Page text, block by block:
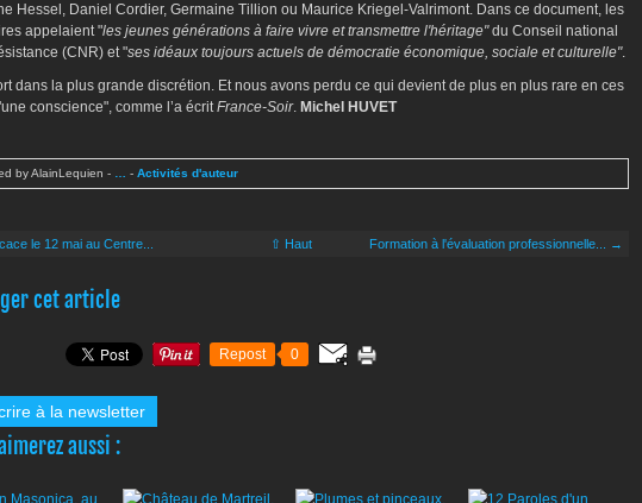
Hessel, Daniel Cordier, Germaine Tillion ou Maurice Kriegel-Valrimont. Dans ce document, les
appelaient "les jeunes générations à faire vivre et transmettre l'héritage"du Conseil national
(CNR) et "ses idéaux toujours actuels de démocratie économique, sociale et culturelle".
dans la plus grande discrétion. Et nous avons perdu ce qui devient de plus en plus rare en ces
conscience", comme l’a écritFrance-Soir. Michel HUVET
by AlainLequien - - Activités d'auteur
le 12 mai au Centre... ⇧ Haut Formation à l'évaluation professionnelle... →
cet article
Repost 0
à la newsletter
aussi :